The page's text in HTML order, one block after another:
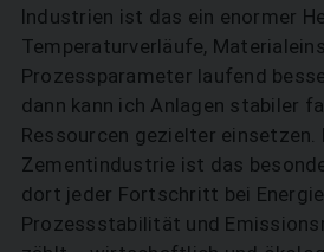
Industrien ist das ein enormer
Temperaturverläufe,
Prozessparameter laufend
dann kann ich Anlagen stabiler
Ressourcen gezielter einsetzen.
Zementindustrie ist das
dort jeder Fortschritt bei
Prozessstabilität und